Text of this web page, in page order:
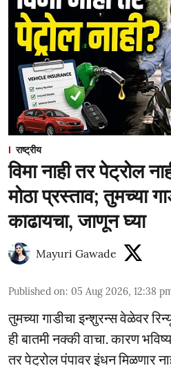
राष्ट्रीय
विमा नाही तर पेट्रोल
मोठा प्रस्ताव; तुमच्या
काढायचा, जाणून घ्या
Mayuri Gawade
Published on: 05 Aug 2026, 12:38
तुमच्या गाडीचा इन्शुरन्स वेळेवर
ही बातमी नक्की वाचा. कारण
तर पेट्रोल पंपावर इंधन मिळणार